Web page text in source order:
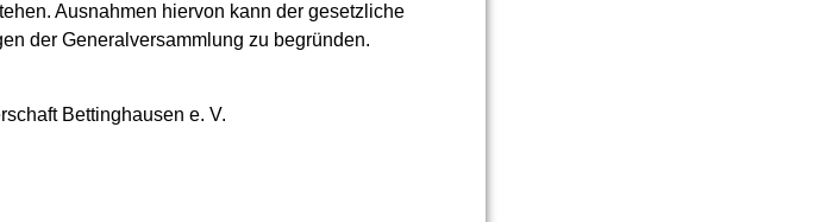
Ausnahmen hiervon kann der gesetzliche
der Generalversammlung zu begründen.
Bettinghausen e. V.